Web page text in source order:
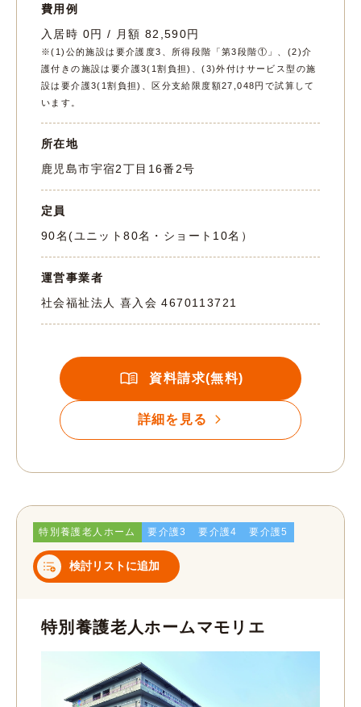
費用例
入居時 0円 / 月額 82,590円
※(1)公的施設は要介護度3、所得段階「第3段階①」、(2)介
護付きの施設は要介護3(1割負担)、(3)外付けサービス型の施
設は要介護3(1割負担)、区分支給限度額27,048円で試算して
います。
所在地
鹿児島市宇宿2丁目16番2号
定員
90名(ユニット80名・ショート10名）
運営事業者
社会福祉法人 喜入会4670113721
資料請求(無料)
詳細を見る
特別養護老人ホーム 要介護3 要介護4 要介護5
検討リストに追加
特別養護老人ホームマモリエ